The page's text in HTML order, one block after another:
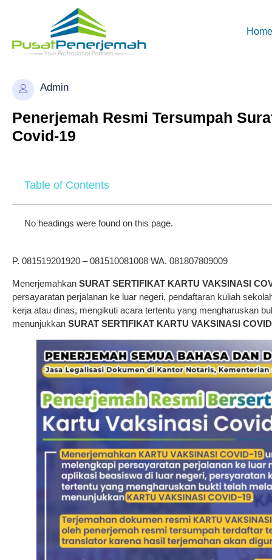
Home
Admin
Penerjemah Resmi Tersumpah
Covid-19
Table of Contents
No headings were found on this page.
P. 081519201920 – 081510081008 WA. 081807809009
Menerjemahkan SURAT SERTIFIKAT KARTU VAKSINASI
persayaratan perjalanan ke luar negeri, pendaftaran kuliah
kerja atau dinas, mengikuti acara tertentu yang mengharuskan
menunjukkan SURAT SERTIFIKAT KARTU VAKSINASI